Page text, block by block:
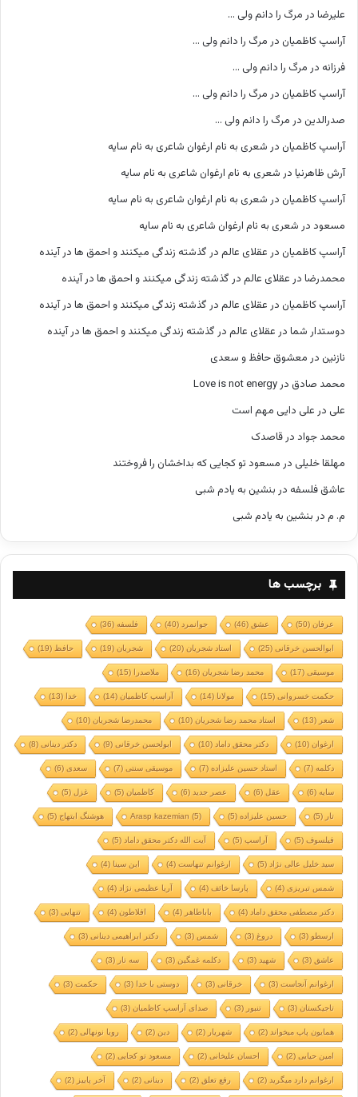
علیرضا در مرگ را دانم ولی …
آراسپ کاظمیان در مرگ را دانم ولی …
فرزانه در مرگ را دانم ولی …
آراسپ کاظمیان در مرگ را دانم ولی …
صدرالدین در مرگ را دانم ولی …
آراسپ کاظمیان در شعری به نام ارغوان شاعری به نام سایه
آرش ظاهرنیا در شعری به نام ارغوان شاعری به نام سایه
آراسپ کاظمیان در شعری به نام ارغوان شاعری به نام سایه
مسعود در شعری به نام ارغوان شاعری به نام سایه
آراسپ کاظمیان در عقلای عالم در گذشته زندگی میکنند و احمق ها در آینده
محمدرضا در عقلای عالم در گذشته زندگی میکنند و احمق ها در آینده
آراسپ کاظمیان در عقلای عالم در گذشته زندگی میکنند و احمق ها در آینده
دوستدار شما در عقلای عالم در گذشته زندگی میکنند و احمق ها در آینده
نازنین در معشوق حافظ و سعدی
محمد صادق در Love is not energy
علی در علی دایی مهم است
محمد جواد در قاصدک
مهلقا خلیلی در مسعود تو کجایی که بداخشان را فروختند
عاشق فلسفه در بنشین به یادم شبی
م. م در بنشین به یادم شبی
برچسب ها
عرفان(50) عشق (46) جوانمرد (40) فلسفه(36)
ابوالحسن خرقانی(25) استاد شجریان(20) شجریان(19) حافظ (19)
موسیقی(17) محمد رضا شجریان(16) ملاصدرا (15)
حکمت خسروانی(15) مولانا (14) آراسپ کاظمیان(14) خدا (13)
شعر (13) استاد محمد رضا شجریان(10) محمدرضا شجریان(10)
ارغوان(10) دکتر محقق داماد (10) ابولحسن خرقانی(9) دکتر دینانی(8)
دکلمه(7) استاد حسین علیزاده(7) موسیقی سنتی(7) سعدی(6)
سایه(6) عقل (6) عصر جدید (6) کاظمیان(5) غزل (5)
تار (5) حسین علیزاده(5)
Arasp kazemian (5) هوشنگ ابتهاج(5)
فیلسوف(5) آراسپ(5) آیت الله دکتر محقق داماد (5)
سید خلیل عالی نژاد (5) ارغوانم تنهاست(4) ابن سینا (4)
شمس تبریزی(4) پارسا خائف(4) آریا عظیمی نژاد (4)
دکتر مصطفی محقق داماد (4) باباطاهر (4) افلاطون(4) تنهایی(3)
ارسطو (3) دروغ (3) شمس (3) دکتر ابراهیمی دینانی(3)
عاشق (3) شهید (3) دکلمه غمگین (3) سه تار (3)
ارغوانم آنجاست(3) خرقانی(3) دوستی با خدا (3) حکمت(3)
تاجیکستان(3) تنبور (3) صدای آراسپ کاظمیان(3)
همایون پاپ میخواند (2) شهریار (2) دین (2) رویا نونهالی(2)
امین حیایی(2) احسان علیخانی(2) مسعود تو کجایی(2)
ارغوانم دارد میگرید (2) رفع تعلق (2) دینانی(2) آخر پاییز (2)